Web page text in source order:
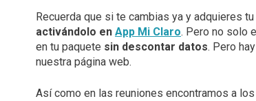
Recuerda que si te cambias ya y adquieres tu
activándolo en App Mi Claro. Pero no solo
en tu paquete sin descontar datos. Pero
nuestra página web.
Así como en las reuniones encontramos a